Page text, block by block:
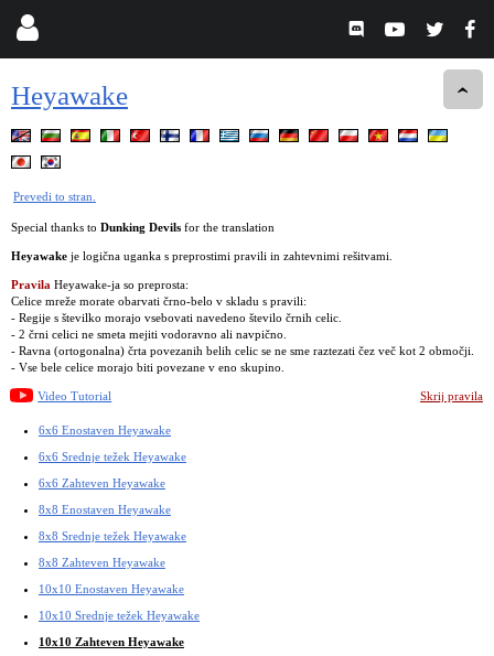
Heyawake
Prevedi to stran.
Special thanks to Dunking Devils for the translation
Heyawake je logična uganka s preprostimi pravili in zahtevnimi rešitvami.
Pravila Heyawake-ja so preprosta:
Celice mreže morate obarvati črno-belo v skladu s pravili:
- Regije s številko morajo vsebovati navedeno število črnih celic.
- 2 črni celici ne smeta mejiti vodoravno ali navpično.
- Ravna (ortogonalna) črta povezanih belih celic se ne sme raztezati čez več kot 2 območji.
- Vse bele celice morajo biti povezane v eno skupino.
Video Tutorial Skrij pravila
6x6 Enostaven Heyawake
6x6 Srednje težek Heyawake
6x6 Zahteven Heyawake
8x8 Enostaven Heyawake
8x8 Srednje težek Heyawake
8x8 Zahteven Heyawake
10x10 Enostaven Heyawake
10x10 Srednje težek Heyawake
10x10 Zahteven Heyawake